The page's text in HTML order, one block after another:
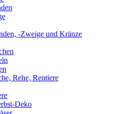
-Zweige und Kränze
Rehe, Rentiere
Deko